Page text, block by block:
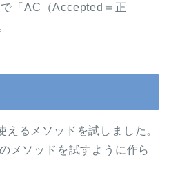
「AC（Accepted＝正
るメソッドを試しました。
メソッドを試すように作ら